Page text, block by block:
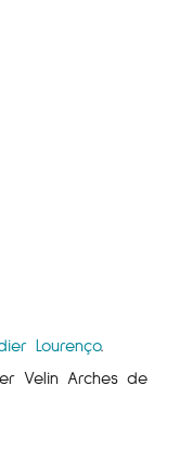
Lourenço.
Velin Arches de